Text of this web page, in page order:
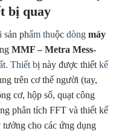
bị quay
sản phẩm thuộc dòng máy
MMF – Metra Mess-
Thiết bị này được thiết kế
trên cơ thể người (tay,
cơ, hộp số, quạt công
phân tích FFT và thiết kế
cho các ứng dụng